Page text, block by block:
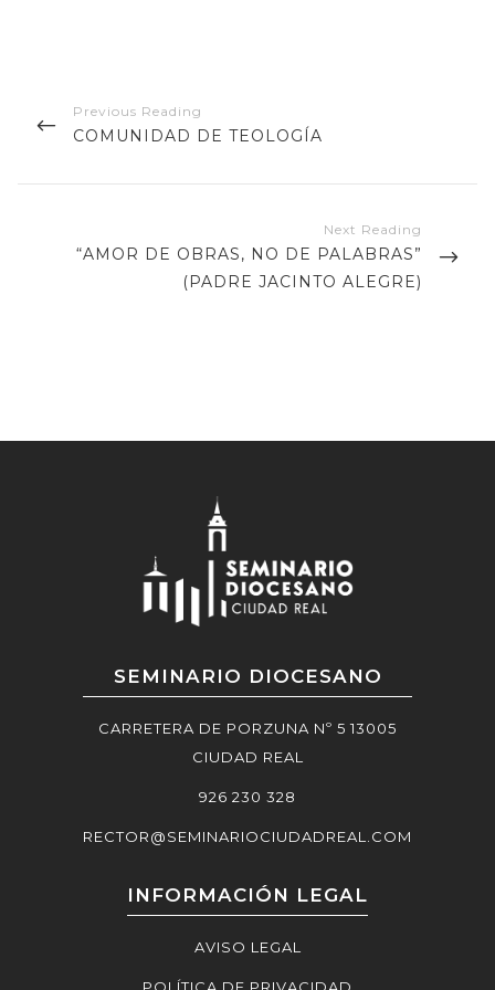
de
entradas
PREVIOUS
COMUNIDAD DE TEOLOGÍA
NEXT
“AMOR DE OBRAS, NO DE PALABRAS”
(PADRE JACINTO ALEGRE)
SEMINARIO DIOCESANO
CARRETERA DE PORZUNA Nº 5 13005
CIUDAD REAL
926 230 328
RECTOR@SEMINARIOCIUDADREAL.COM
INFORMACIÓN LEGAL
AVISO LEGAL